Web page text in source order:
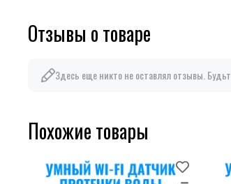
Отзывы о товаре
Здесь еще никто не оставлял отзывы.
Похожие товары